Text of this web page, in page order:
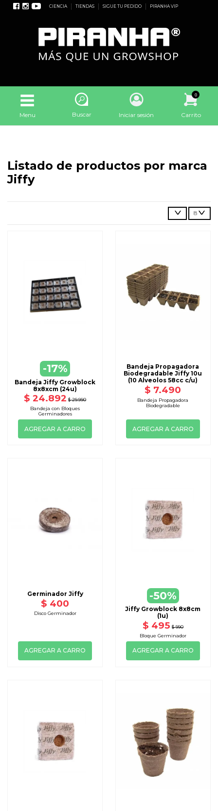
CIENCIA TIENDAS SIGUE TU PEDIDO PIRANHA VIP
Menu Buscar Iniciar sesión
0
Carrito
Listado de productos por marca
Jiffy
8
-17%
Bandeja Jiffy Growblock
8x8xcm (24u)
$ 24.892 $ 29.990
Bandeja con Bloques
Germinadores
AGREGAR A CARRO
Bandeja Propagadora
Biodegradable Jiffy 10u
(10 Alveolos 58cc c/u)
$ 7.490
Bandeja Propagadora
Biodegradable
AGREGAR A CARRO
Germinador Jiffy
$ 400
Disco Germinador
AGREGAR A CARRO
-50%
Jiffy Growblock 8x8cm
(1u)
$ 495 $ 990
Bloque Germinador
AGREGAR A CARRO